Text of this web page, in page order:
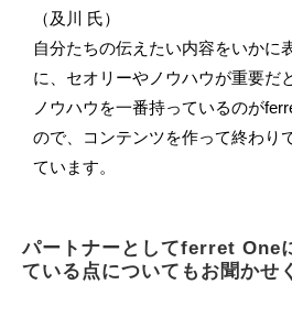
（及川 氏）
自分たちの伝えたい内容をいかに
に、セオリーやノウハウが重要だ
ノウハウを一番持っているのが
ので、コンテンツを作って終わり
ています。
パートナーとしてferret One
ている点についてもお聞かせ